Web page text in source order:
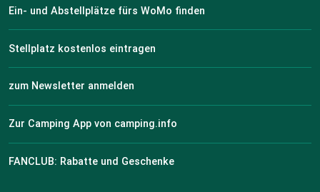
Ein- und Abstellplätze fürs WoMo finden
Stellplatz kostenlos eintragen
zum Newsletter anmelden
Zur Camping App von camping.info
FANCLUB: Rabatte und Geschenke